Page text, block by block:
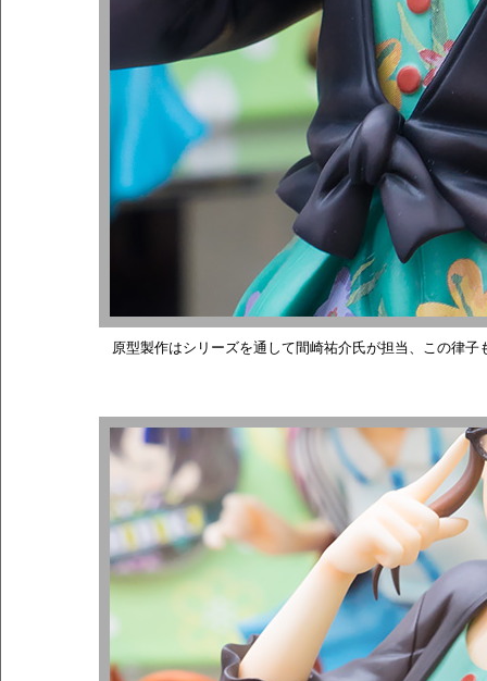
原型製作はシリーズを通して間崎祐介氏が担当、この律